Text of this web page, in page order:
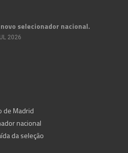
novo selecionador nacional.
2026
de Madrid
nacional
da seleção